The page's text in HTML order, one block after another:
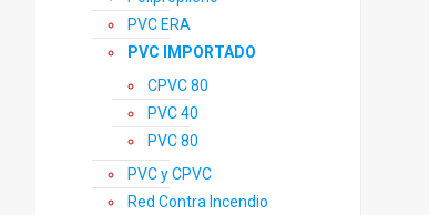
PVC ERA
PVC IMPORTADO
CPVC 80
PVC 40
PVC 80
PVC y CPVC
Red Contra Incendio